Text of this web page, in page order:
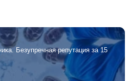
Безупречная репутация за 15